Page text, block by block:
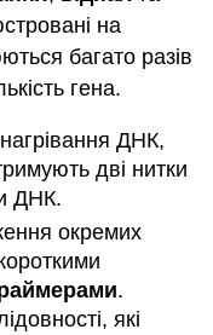
на
багато разів
гена.
ДНК,
дві нитки
ДНК.
окремих
.
які